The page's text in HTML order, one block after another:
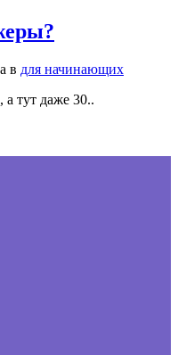
в для начинающих
а тут даже 30..